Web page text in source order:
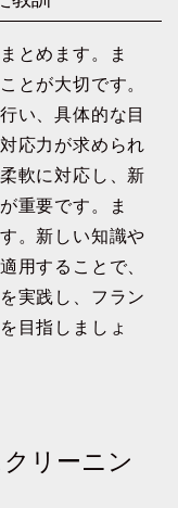
とめます。ま
とが大切です。
い、具体的な目
応力が求められ
軟に対応し、新
重要です。ま
。新しい知識や
用することで、
実践し、フラン
目指しましょ
リーニン